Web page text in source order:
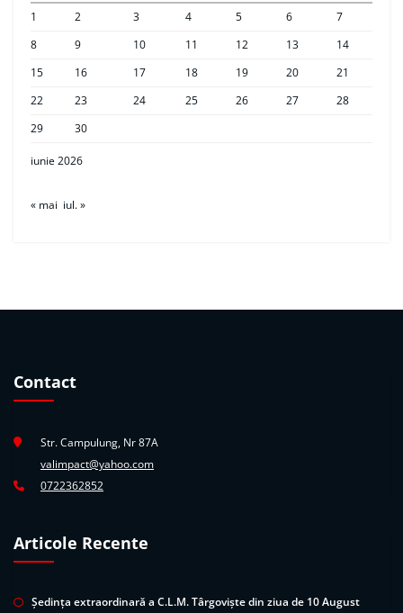
iunie 2026
1
2 3 4 5 6
7
8
9 10 11 12 13
14
15
16 17 18 19 20
21
22
23 24 25 26 27
28
29
30
« mai iul. »
Contact
Str. Campulung, Nr 87A
valimpact@yahoo.com
0722362852
Articole Recente
Ședința extraordinară a C.L.M. Târgoviște din ziua de 10 August